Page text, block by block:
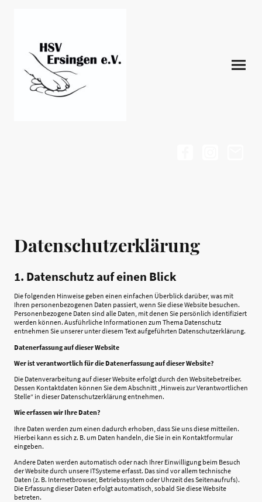
Datenschutzerklärung
1. Datenschutz auf einen Blick
Die folgenden Hinweise geben einen einfachen Überblick darüber, was mit
Ihren personenbezogenen Daten passiert, wenn Sie diese Website besuchen.
Personenbezogene Daten sind alle Daten, mit denen Sie persönlich identifiziert
werden können. Ausführliche Informationen zum Thema Datenschutz
entnehmen Sie unserer unter diesem Text aufgeführten Datenschutzerklärung.
Datenerfassung auf dieser Website
Wer ist verantwortlich für die Datenerfassung auf dieser Website?
Die Datenverarbeitung auf dieser Website erfolgt durch den Websitebetreiber.
Dessen Kontaktdaten können Sie dem Abschnitt „Hinweis zur Verantwortlichen
Stelle“ in dieser Datenschutzerklärung entnehmen.
Wie erfassen wir Ihre Daten?
Ihre Daten werden zum einen dadurch erhoben, dass Sie uns diese mitteilen.
Hierbei kann es sich z. B. um Daten handeln, die Sie in ein Kontaktformular
eingeben.
Andere Daten werden automatisch oder nach Ihrer Einwilligung beim Besuch
der Website durch unsere ITSysteme erfasst. Das sind vor allem technische
Daten (z. B. Internetbrowser, Betriebssystem oder Uhrzeit des Seitenaufrufs).
Die Erfassung dieser Daten erfolgt automatisch, sobald Sie diese Website
betreten.